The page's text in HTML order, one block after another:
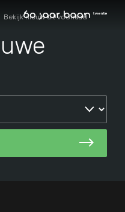
Bekijk nieuw uit voorraad